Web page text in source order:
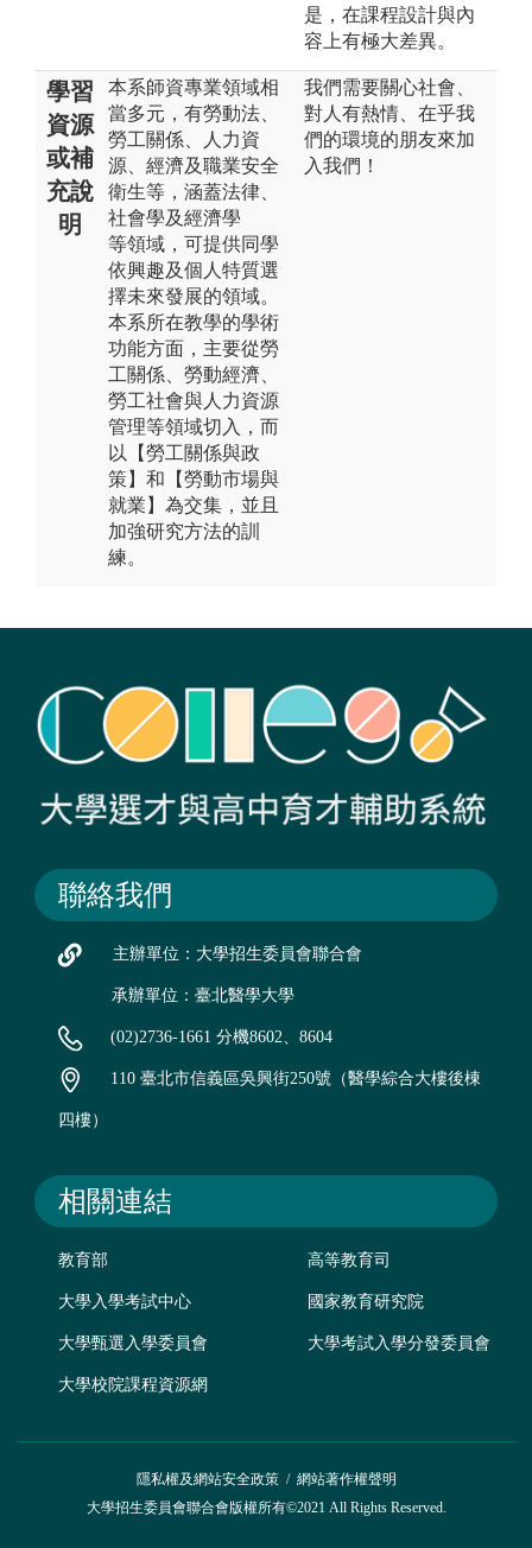
是，在課程設計與內
容上有極大差異。
學習
資源
或補
充說
明
本系師資專業領域相
當多元，有勞動法、
勞工關係、人力資
源、經濟及職業安全
衛生等，涵蓋法律、
社會學及經濟學
等領域，可提供同學
依興趣及個人特質選
擇未來發展的領域。
本系所在教學的學術
功能方面，主要從勞
工關係、勞動經濟、
勞工社會與人力資源
管理等領域切入，而
以【勞工關係與政
策】和【勞動市場與
就業】為交集，並且
加強研究方法的訓
練。
我們需要關心社會、
對人有熱情、在乎我
們的環境的朋友來加
入我們！
聯絡我們
主辦單位：大學招生委員會聯合會
承辦單位：臺北醫學大學
(02)2736-1661 分機8602、8604
110 臺北市信義區吳興街250號（醫學綜合大樓後棟
四樓）
相關連結
教育部 高等教育司
大學入學考試中心 國家教育研究院
大學甄選入學委員會 大學考試入學分發委員會
大學校院課程資源網
隱私權及網站安全政策/ 網站著作權聲明
大學招生委員會聯合會版權所有©2021 All Rights Reserved.